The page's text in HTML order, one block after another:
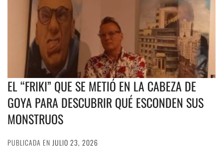
EL “FRIKI” QUE SE METIÓ EN LA CABEZA DE
GOYA PARA DESCUBRIR QUÉ ESCONDEN SUS
MONSTRUOS
PUBLICADA EN JULIO 23, 2026